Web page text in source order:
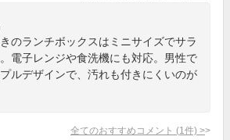
のランチボックスはミニサイズでサラ
電子レンジや食洗機にも対応。男性で
ルデザインで、汚れも付きにくいのが
全てのおすすめコメント (1 件) >